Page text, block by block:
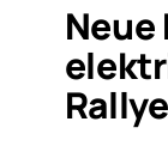
Neue